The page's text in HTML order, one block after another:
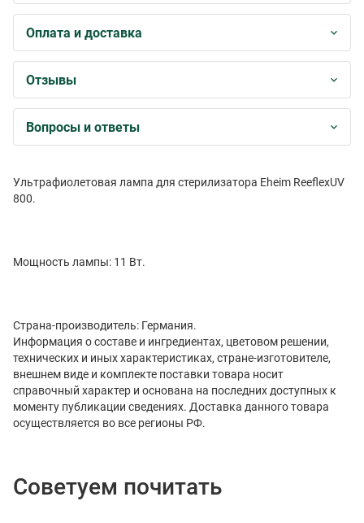
Оплата и доставка
Отзывы
Вопросы и ответы
Ультрафиолетовая лампа для стерилизатора Eheim ReeflexUV
800.
Мощность лампы: 11 Вт.
Страна-производитель: Германия.
Информация о составе и ингредиентах, цветовом решении,
технических и иных характеристиках, стране-изготовителе,
внешнем виде и комплекте поставки товара носит
справочный характер и основана на последних доступных к
моменту публикации сведениях. Доставка данного товара
осуществляется во все регионы РФ.
Советуем почитать